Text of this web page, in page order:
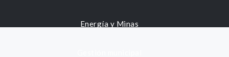
Energía y Minas